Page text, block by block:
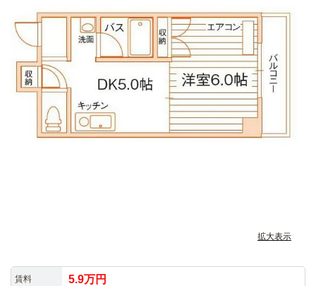
拡大表示
賃料 5.9万円